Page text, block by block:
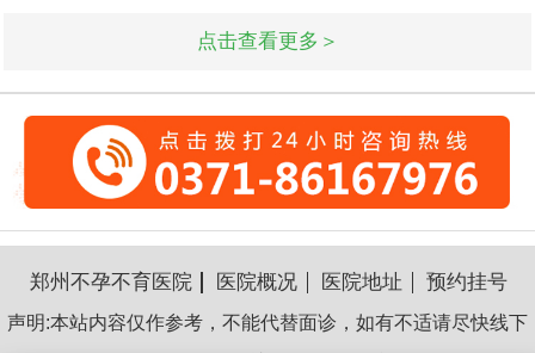
北京专家将与郑州华医大医院名医
生
点击查看更多＞
郑州不孕不育医院 医院概况 医院地址 预约挂号
声明:本站内容仅作参考，不能代替面诊，如有不适请尽快线下